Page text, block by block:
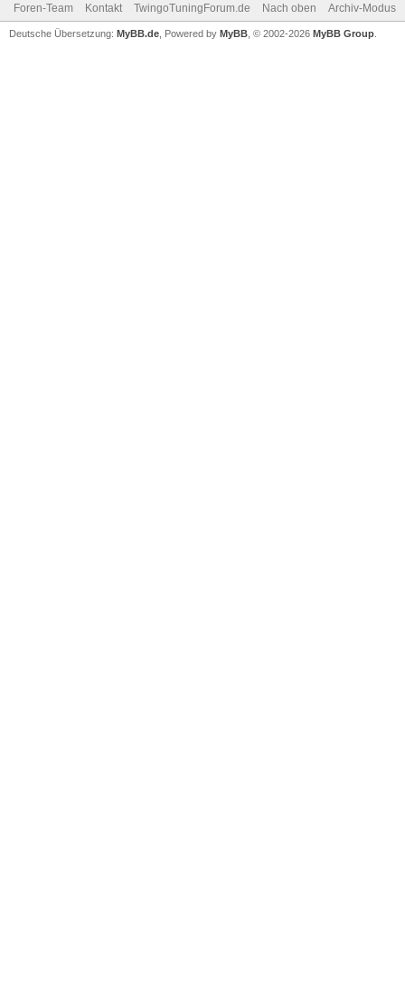
Foren-Team Kontakt TwingoTuningForum.de Nach oben Archiv-Modus
Deutsche Übersetzung: MyBB.de , Powered by MyBB , © 2002-2026 MyBB Group